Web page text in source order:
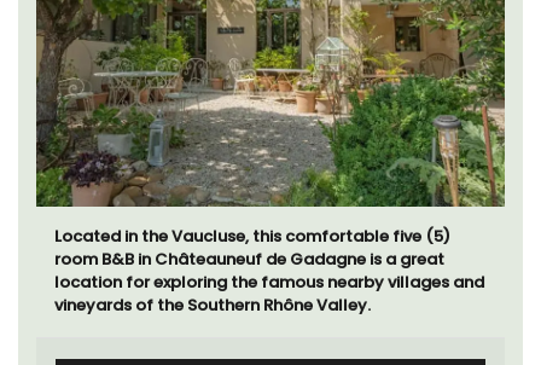
Located in the Vaucluse, this comfortable five (5)
room B&B in Châteauneuf de Gadagne is a great
location for exploring the famous nearby villages and
vineyards of the Southern Rhône Valley.